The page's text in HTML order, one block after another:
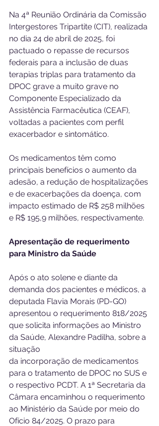
Na 4ª Reunião Ordinária da Comissão
Intergestores Tripartite (CIT), realizada
no dia 24 de abril de 2025, foi
pactuado o repasse de recursos
federais para a inclusão de duas
terapias triplas para tratamento da
DPOC grave a muito grave no
Componente Especializado da
Assistência Farmacêutica (CEAF),
voltadas a pacientes com perfil
exacerbador e sintomático.
Os medicamentos têm como
principais benefícios o aumento da
adesão, a redução de hospitalizações
e de exacerbações da doença, com
impacto estimado de R$ 258 milhões
e R$ 195,9 milhões, respectivamente.
Apresentação de requerimento
para Ministro da Saúde
Após o ato solene e diante da
demanda dos pacientes e médicos, a
deputada Flavia Morais (PD-GO)
apresentou o requerimento 818/2025
que solicita informações ao Ministro
da Saúde, Alexandre Padilha, sobre a
situação
da incorporação de medicamentos
para o tratamento de DPOC no SUS e
o respectivo PCDT. A 1ª Secretaria da
Câmara encaminhou o requerimento
ao Ministério da Saúde por meio do
Ofício 84/2025. O prazo para